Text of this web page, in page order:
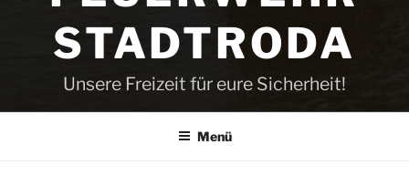
STADTRODA
Unsere Freizeit für eure Sicherheit!
Menü